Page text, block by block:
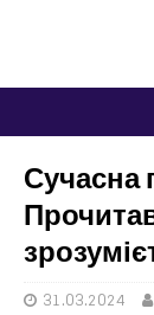
Сучасна
31.03.2024